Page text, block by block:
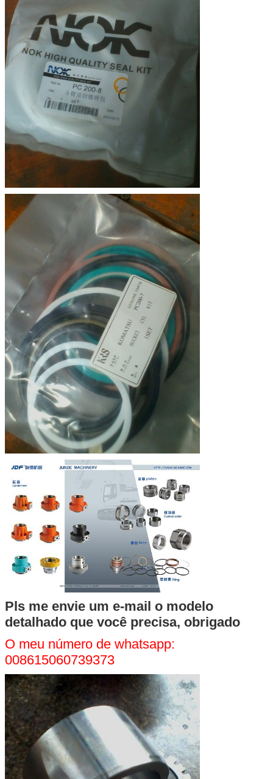
Pls me envie um e-mail o modelo
detalhado que você precisa, obrigado
O meu número de whatsapp:
008615060739373